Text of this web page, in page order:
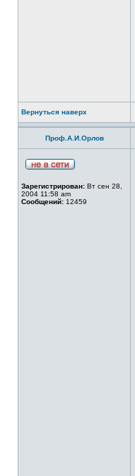
Вернуться наверх
Проф.А.И.Орлов
Зарегистрирован: Вт сен 28,
2004 11:58 am
Сообщений: 12459